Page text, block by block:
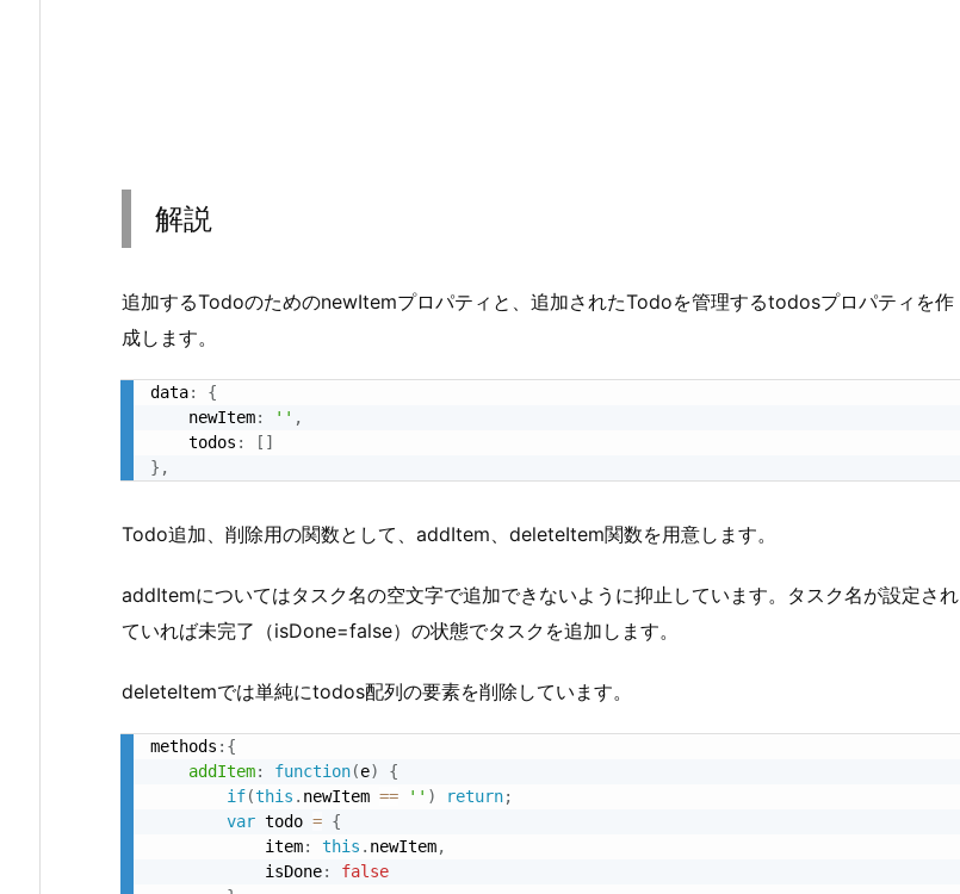
解説
追加するTodoのためのnewItemプロパティと、追加されたTodoを管理するtodosプロパティを作
成します。
data:
{
    newItem
: '' ,
    todos
: [ ]
} ,
Todo追加、削除用の関数として、addItem、deleteItem関数を用意します。
addItemについてはタスク名の空文字で追加できないように抑止しています。タスク名が設定され
ていれば未完了（isDone=false）の状態でタスクを追加します。
deleteItemでは単純にtodos配列の要素を削除しています。
methods : {
addItem: function(e)
{
if(this . newItem == '' ) return;
var todo = {
            item
: this . newItem,
            isDone
:
false